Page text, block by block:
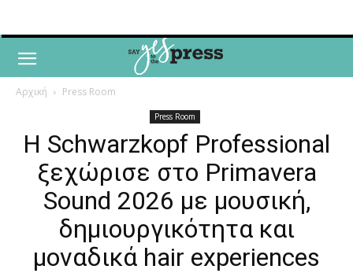
Αρχική Press Room
Press Room
Η Schwarzkopf Professional
ξεχώρισε στο Primavera
Sound 2026 με μουσική,
δημιουργικότητα και
μοναδικά hair experiences